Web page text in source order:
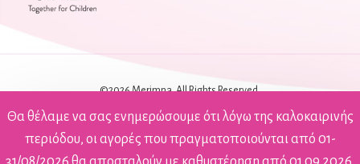
©2026 Merimna. All Rights Reserved.
Όροι Χρήσης
Ιδιωτικό Απόρρητο
Θα θέλαμε να σας ενημερώσουμε ότι λόγω της καλοκαιρινής
περιόδου, οι αγορές που πραγματοποιούνται από 01-